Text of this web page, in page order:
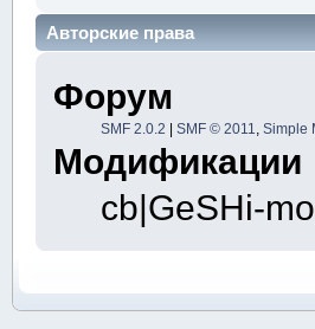
Авторские права
Форум
SMF 2.0.2 | SMF © 2011 Simple
Модификации
cb|GeSHi-